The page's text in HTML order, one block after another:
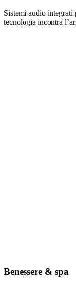
Sistemi audio integrati
tecnologia incontra
Benessere & spa